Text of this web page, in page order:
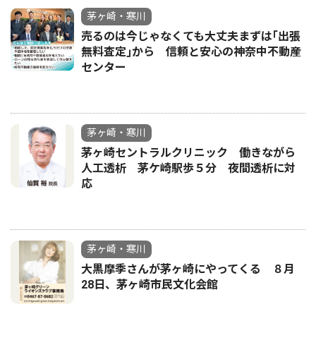
茅ヶ崎・寒川
売るのは今じゃなくても大丈夫まずは｢出張
無料査定｣から 信頼と安心の神奈中不動産
センター
茅ヶ崎・寒川
茅ヶ崎セントラルクリニック 働きながら
人工透析 茅ケ崎駅歩５分 夜間透析に対
応
茅ヶ崎・寒川
大黒摩季さんが茅ヶ崎にやってくる ８月
28日、茅ヶ崎市民文化会館